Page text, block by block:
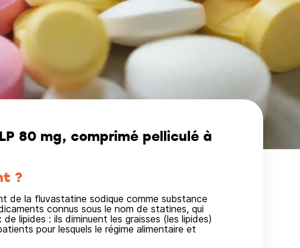
LP 80 mg, comprimé pelliculé à
?
de la fluvastatine sodique comme substance
connus sous le nom de statines, qui
lipides : ils diminuent les graisses (les lipides)
pour lesquels le régime alimentaire et